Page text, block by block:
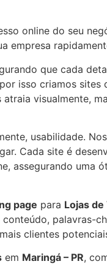
online do seu
empresa
que cada
isso criamos
visualmente,
usabilidade.
Cada site é
assegurando uma
page para Lojas
palavras-
clientes
em Maringá – PR,